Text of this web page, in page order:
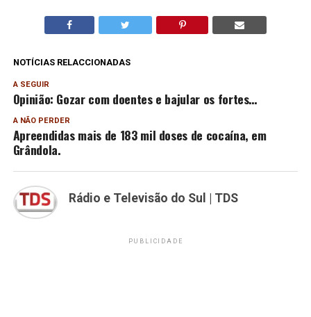
NOTÍCIAS RELACCIONADAS
A SEGUIR
Opinião: Gozar com doentes e bajular os fortes…
A NÃO PERDER
Apreendidas mais de 183 mil doses de cocaína, em
Grândola.
Rádio e Televisão do Sul | TDS
PUBLICIDADE